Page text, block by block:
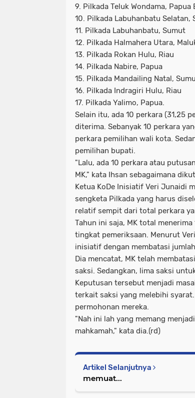
9. Pilkada Teluk Wondama, Papua
10. Pilkada Labuhanbatu Selatan,
11. Pilkada Labuhanbatu, Sumut
12. Pilkada Halmahera Utara,
13. Pilkada Rokan Hulu, Riau
14. Pilkada Nabire, Papua
15. Pilkada Mandailing Natal,
16. Pilkada Indragiri Hulu, Riau
17. Pilkada Yalimo, Papua.
Selain itu, ada 10 perkara (31,25
diterima. Sebanyak 10 perkara
perkara pemilihan wali kota.
pemilihan bupati.
"Lalu, ada 10 perkara atau
MK," kata Ihsan sebagaimana
Ketua KoDe Inisiatif Veri Junaidi
sengketa Pilkada yang harus
relatif sempit dari total perkara
Tahun ini saja, MK total
tingkat pemeriksaan. Menurut
inisiatif dengan membatasi
Dia mencatat, MK telah
saksi. Sedangkan, lima saksi
Keputusan tersebut menjadi
terkait saksi yang melebihi
permohonan mereka.
"Nah ini lah yang memang
mahkamah," kata dia.(rd)
Artikel Selanjutnya
memuat...